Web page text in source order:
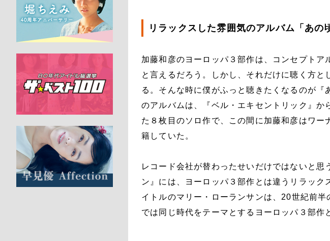
リラックスした雰囲気のアルバム「あの
加藤和彦のヨーロッパ３部作は、コンセプト
と言えるだろう。しかし、それだけに聴く方
る。そんな時に僕がふっと聴きたくなるのが『
のアルバムは、『ベル・エキセントリック』
た８枚目のソロ作で、この間に加藤和彦はワ
籍していた。
レコード会社が替わったせいだけではないと思
ン』には、ヨーロッパ３部作とは違うリラック
イトルのマリー・ローランサンは、20世紀前
では同じ時代をテーマとするヨーロッパ３部作